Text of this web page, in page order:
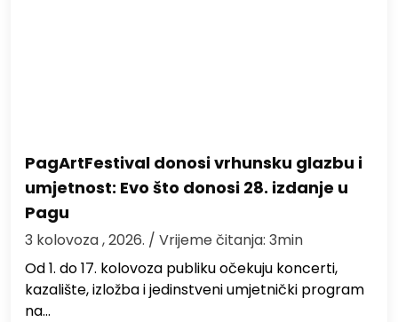
PagArtFestival donosi vrhunsku glazbu i
umjetnost: Evo što donosi 28. izdanje u
Pagu
3 kolovoza , 2026. / Vrijeme čitanja: 3min
Od 1. do 17. kolovoza publiku očekuju koncerti,
kazalište, izložba i jedinstveni umjetnički program
na…